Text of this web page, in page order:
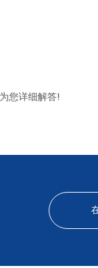
您详细解答!